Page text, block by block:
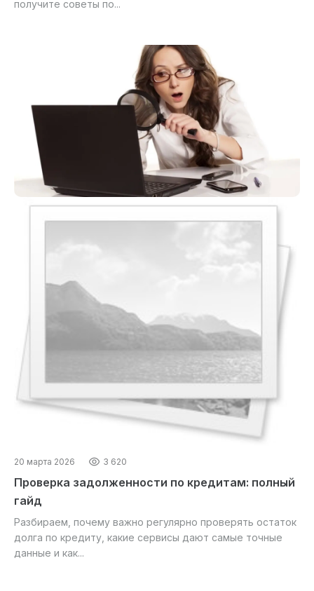
получите советы по...
20 марта 2026 3 620
Проверка задолженности по кредитам: полный
гайд
Разбираем, почему важно регулярно проверять остаток
долга по кредиту, какие сервисы дают самые точные
данные и как...